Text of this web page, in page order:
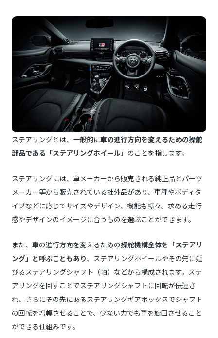
ステアリングとは、一般的に車の進行方向を変えるための操舵
部品である「ステアリングホイール」 のことを指します。
ステアリングには、車メーカーから販売される純正品とパーツ
メーカー等から販売されている社外品があり、車種やボディタ
イプなどに応じてサイズやデザイン、機能も様々。求める走行
感やデザインのイメージに合うものを選ぶことができます。
また、車の進行方向を変えるための操舵機構全体を「ステアリ
ング」と呼ぶこともあり、ステアリングホイールやその先に延
びるステアリングシャフト（軸）などから構成されます。ステ
アリングを回すことでステアリングシャフトに回転が伝達さ
れ、さらにその先にあるステアリングギアボックスでシャフト
の回転を増幅させることで、少ない力でも車を旋回させること
ができる仕組みです。